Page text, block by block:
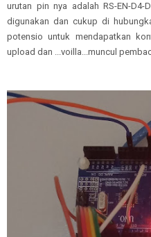
urutan pin nya adalah RS-EN-
digunakan dan cukup di
potensio untuk mendapatkan
upload dan ...voilla...muncul